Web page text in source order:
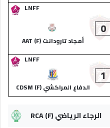
LNFF
0
أمجاد تارودانت (F) AAT
LNFF
1
الدفاع المراكشي (F) CDSM
الرجاء الرياضي (F) RCA